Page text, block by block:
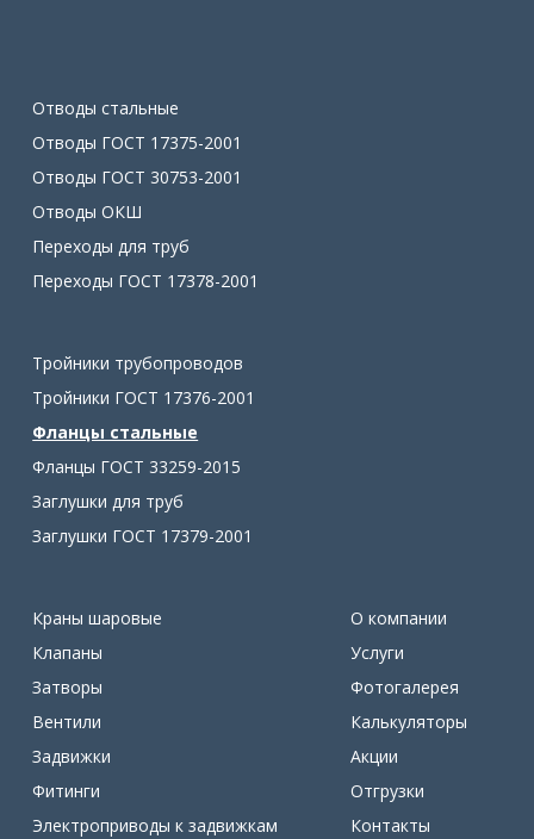
Отводы стальные
Отводы ГОСТ 17375-2001
Отводы ГОСТ 30753-2001
Отводы ОКШ
Переходы для труб
Переходы ГОСТ 17378-2001
Тройники трубопроводов
Тройники ГОСТ 17376-2001
Фланцы стальные
Фланцы ГОСТ 33259-2015
Заглушки для труб
Заглушки ГОСТ 17379-2001
Краны шаровые
Клапаны
Затворы
Вентили
Задвижки
Фитинги
Электроприводы к задвижкам
О компании
Услуги
Фотогалерея
Калькуляторы
Акции
Отгрузки
Контакты